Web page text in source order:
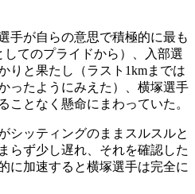
手が自らの意思で積極的に最も
てのプライドから）、入部選
りと果たし（ラスト1kmまでは
ったようにみえた）、横塚選手
ことなく懸命にまわっていた。
シッティングのままスルスルと
らず少し遅れ、それを確認した
に加速すると横塚選手は完全に